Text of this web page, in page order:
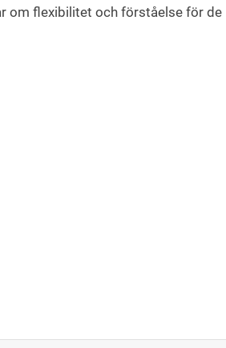
om flexibilitet och förståelse för de